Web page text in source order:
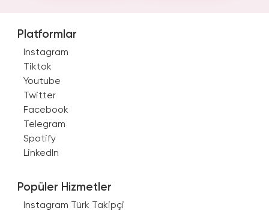
Platformlar
Instagram
Tiktok
Youtube
Twitter
Facebook
Telegram
Spotify
LinkedIn
Popüler Hizmetler
Instagram Türk Takipçi